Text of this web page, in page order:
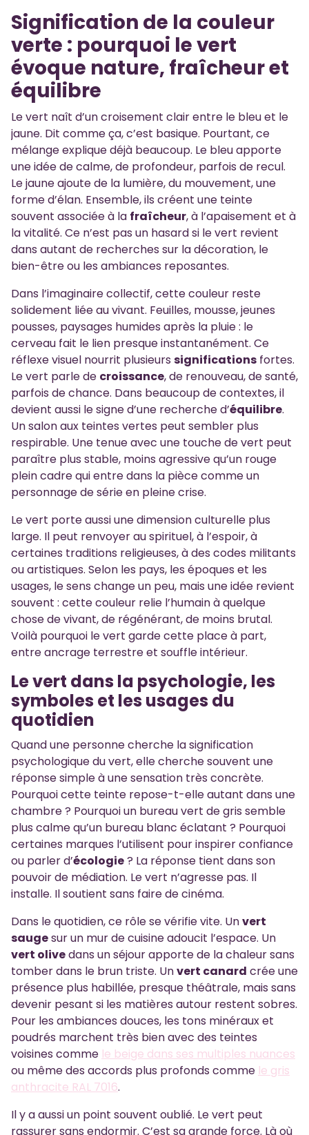
Signification de la couleur
verte : pourquoi le vert
évoque nature, fraîcheur et
équilibre
Le vert naît d’un croisement clair entre le bleu et le
jaune. Dit comme ça, c’est basique. Pourtant, ce
mélange explique déjà beaucoup. Le bleu apporte
une idée de calme, de profondeur, parfois de recul.
Le jaune ajoute de la lumière, du mouvement, une
forme d’élan. Ensemble, ils créent une teinte
souvent associée à la fraîcheur, à l’apaisement et à
la vitalité. Ce n’est pas un hasard si le vert revient
dans autant de recherches sur la décoration, le
bien-être ou les ambiances reposantes.
Dans l’imaginaire collectif, cette couleur reste
solidement liée au vivant. Feuilles, mousse, jeunes
pousses, paysages humides après la pluie : le
cerveau fait le lien presque instantanément. Ce
réflexe visuel nourrit plusieurs significations fortes.
Le vert parle de croissance, de renouveau, de santé,
parfois de chance. Dans beaucoup de contextes, il
devient aussi le signe d’une recherche d’équilibre.
Un salon aux teintes vertes peut sembler plus
respirable. Une tenue avec une touche de vert peut
paraître plus stable, moins agressive qu’un rouge
plein cadre qui entre dans la pièce comme un
personnage de série en pleine crise.
Le vert porte aussi une dimension culturelle plus
large. Il peut renvoyer au spirituel, à l’espoir, à
certaines traditions religieuses, à des codes militants
ou artistiques. Selon les pays, les époques et les
usages, le sens change un peu, mais une idée revient
souvent : cette couleur relie l’humain à quelque
chose de vivant, de régénérant, de moins brutal.
Voilà pourquoi le vert garde cette place à part,
entre ancrage terrestre et souffle intérieur.
Le vert dans la psychologie, les
symboles et les usages du
quotidien
Quand une personne cherche la signification
psychologique du vert, elle cherche souvent une
réponse simple à une sensation très concrète.
Pourquoi cette teinte repose-t-elle autant dans une
chambre ? Pourquoi un bureau vert de gris semble
plus calme qu’un bureau blanc éclatant ? Pourquoi
certaines marques l’utilisent pour inspirer confiance
ou parler d’écologie? La réponse tient dans son
pouvoir de médiation. Le vert n’agresse pas. Il
installe. Il soutient sans faire de cinéma.
Dans le quotidien, ce rôle se vérifie vite. Unvert
saugesur un mur de cuisine adoucit l’espace. Un
vert olivedans un séjour apporte de la chaleur sans
tomber dans le brun triste. Unvert canard crée une
présence plus habillée, presque théâtrale, mais sans
devenir pesant si les matières autour restent sobres.
Pour les ambiances douces, les tons minéraux et
poudrés marchent très bien avec des teintes
voisines comme le beige dans ses multiples nuances
ou même des accords plus profonds comme le gris
anthracite RAL 7016.
Il y a aussi un point souvent oublié. Le vert peut
rassurer sans endormir. C’est sa grande force. Là où